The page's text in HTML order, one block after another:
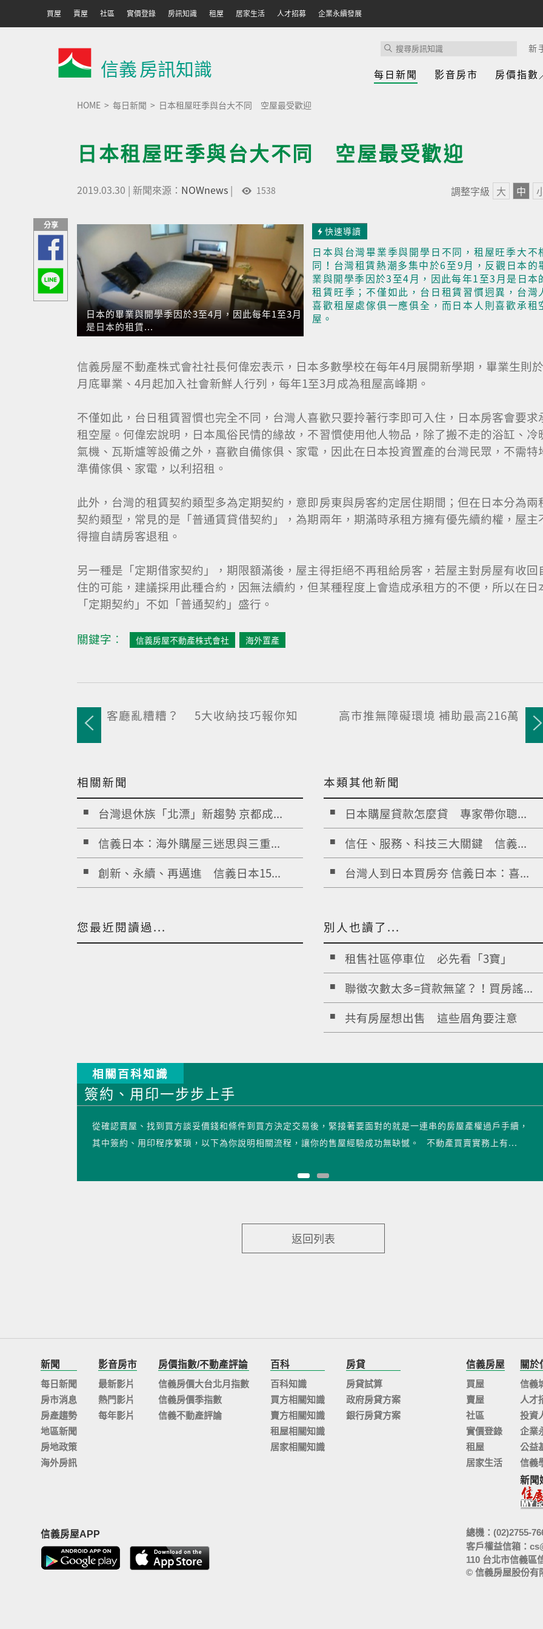
買屋 賣屋 社區 實價登錄 房訊知識 租屋 居家生活 人才招募 企業永續發展
信義房訊知識
新
每日新聞 影音房市 房價指數
HOME 每日新聞 日本租屋旺季與台大不同 空屋最受歡迎
日本租屋旺季與台大不同 空屋最受歡迎
2019.03.30 | 新聞來源： NOWnews | 1538 調整字級 大 中
分享
日本的畢業與開學季因於3至4月，因此每年1至3月
是日本的租賃...
日本的畢業與開學季因於3至4月，因此每年1至3月
是日本的租賃...
快速導讀
日本與台灣畢業季與開學日不同，租屋旺季大不
同！台灣租賃熱潮多集中於6至9月，反觀日本的
業與開學季因於3至4月，因此每年1至3月是日本
租賃旺季；不僅如此，台日租賃習慣迥異，台灣
喜歡租屋處傢俱一應俱全，而日本人則喜歡承租
屋。
信義房屋不動產株式會社社長何偉宏表示，日本多數學校在每年4月展開新學期，畢業生則
月底畢業、4月起加入社會新鮮人行列，每年1至3月成為租屋高峰期。
不僅如此，台日租賃習慣也完全不同，台灣人喜歡只要拎著行李即可入住，日本房客會要求
租空屋。何偉宏說明，日本風俗民情的緣故，不習慣使用他人物品，除了搬不走的浴缸、冷
氣機、瓦斯爐等設備之外，喜歡自備傢俱、家電，因此在日本投資置產的台灣民眾，不需特
準備傢俱、家電，以利招租。
此外，台灣的租賃契約類型多為定期契約，意即房東與房客約定居住期間；但在日本分為兩
契約類型，常見的是「普通賃貸借契約」，為期兩年，期滿時承租方擁有優先續約權，屋主
得擅自請房客退租。
另一種是「定期借家契約」，期限額滿後，屋主得拒絕不再租給房客，若屋主對房屋有收回
住的可能，建議採用此種合約，因無法續約，但某種程度上會造成承租方的不便，所以在日
「定期契約」不如「普通契約」盛行。
關鍵字︰ 信義房屋不動產株式會社 海外置產
客廳亂糟糟？ 5大收納技巧報你知 高市推無障礙環境 補助最高216萬
相關新聞
台灣退休族「北漂」新趨勢 京都成...
信義日本：海外購屋三迷思與三重...
創新、永續、再邁進 信義日本15...
本類其他新聞
日本購屋貸款怎麼貸 專家帶你聰...
信任、服務、科技三大關鍵 信義...
台灣人到日本買房夯 信義日本：喜...
您最近閱讀過...
別人也讀了...
租售社區停車位 必先看「3寶」
聯徵次數太多=貸款無望？！買房謠...
共有房屋想出售 這些眉角要注意
相關百科知識
簽約、用印一步步上手
從確認賣屋、找到買方談妥價錢和條件到買方決定交易後，緊接著要面對的就是一連串的房屋產權過戶手續，
其中簽約、用印程序繁瑣，以下為你說明相關流程，讓你的售屋經驗成功無缺憾。 不動產買賣實務上有...
返回列表
新聞
每日新聞
房市消息
房產趨勢
地區新聞
房地政策
海外房訊
影音房市
最新影片
熱門影片
每年影片
房價指數/不動產評論
信義房價大台北月指數
信義房價季指數
信義不動產評論
百科
百科知識
買方相關知識
賣方相關知識
租屋相關知識
居家相關知識
房貸
房貸試算
政府房貸方案
銀行房貸方案
信義房屋
買屋
賣屋
社區
實價登錄
租屋
居家生活
關於
信義
人才
投資
企業
公益
信義
新聞
信義房屋APP
總機：(02)2755-
客戶權益信箱：
110 台北市信義區
© 信義房屋股份有